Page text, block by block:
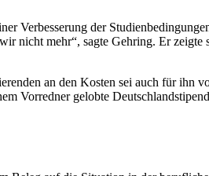
Verbesserung der
nicht mehr“, sagte Gehring. Er zeigte
an den Kosten sei auch für ihn
Vorredner gelobte